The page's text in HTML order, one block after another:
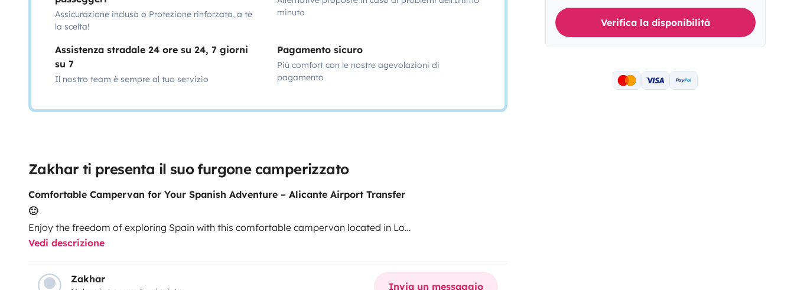
Assicurazione inclusa o Protezione rinforzata, a te
la scelta!
minuto
Assistenza stradale 24 ore su 24, 7 giorni
su 7
Il nostro team è sempre al tuo servizio
Pagamento sicuro
Più comfort con le nostre agevolazioni di
pagamento
Zakhar ti presenta il suo furgone camperizzato
Comfortable Campervan for Your Spanish Adventure – Alicante Airport Transfer
🙂
Enjoy the freedom of exploring Spain with this comfortable campervan located in Los
Arenales del Sol (Alicante area).
Perfect for couples or friends who want to travel along the Mediterranean coast,
discover beautiful beaches, and explore charming Spanish towns.
Vedi descrizione
Zakhar
Invia un messaggio
Verifica la disponibilità